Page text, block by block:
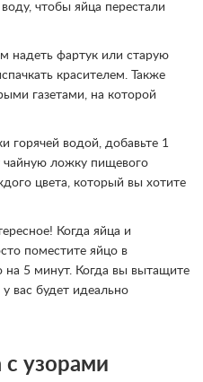
чтобы яйца перестали
надеть фартук или старую
красителем. Также
газетами, на которой
горячей водой, добавьте 1
чайную ложку пищевого
цвета, который вы хотите
Когда яйца и
поместите яйцо в
на 5 минут. Когда вы вытащите
вас будет идеально
узорами